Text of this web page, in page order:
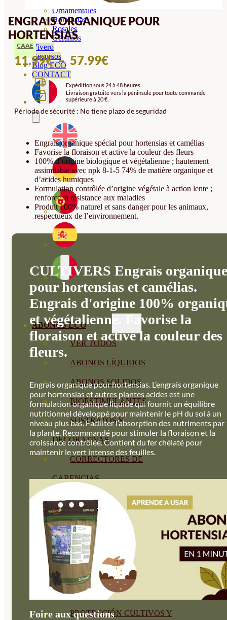
Ornamentales
Hortensias
Rosales
Geranios
Vivero
Recursos
Blog ECO
CONTACT
ABONOS ECO
VER TODOS
ABONOS LÍQUIDOS
ABONOS SOLIDOS
BIOESTIMULANTES
SUSTRATOS Y
DECORATIVAS
CORRECTORES DE
CARENCIAS
ENRAIZANTES
MADURACIÓN Y ENGORDE
REGENERADORES DEL
SUELO
ÁCIDOS HÚMICOS
MATERIAS PRIMAS
PROTECCIÓN CULTIVOS Y
ENGRAIS ORGANIQUE POUR
HORTENSIAS
CAAE
11.99€– 57.99€PLAGE
PRIX :
11.99€
À
Expédition sous 24 à 48 heures
Livraison gratuite vers la péninsule pour toute commande
supérieure à 20 €.
Période de sécurité : No tiene plazo de seguridad
Engrais organique spécial pour hortensias et camélias
Favorise la floraison et active la couleur des fleurs
100% d’origine biologique et végétalienne ; hautement
assimilable avec npk 8-1-5 74% de matière organique et
d’acides humiques
Formulation contrôlée d’origine végétale à action lente ;
renforce la résistance aux maladies
Produit 100% naturel et sans danger pour les animaux,
respectueux de l’environnement.
CULTIVERS Engrais organique
pour hortensias et camélias.
Engrais d'origine 100%
et végétalienne. Favorise la
floraison et active la couleur des
fleurs.
Engrais organique pour hortensias. L’engrais organique
pour hortensias et autres plantes acides est une
formulation organique liquide qui fournit un équilibre
nutritionnel développé pour maintenir le pH du sol à un
niveau plus bas. Faciliter l’absorption des nutriments par
la plante. Recommandé pour stimuler la floraison et la
croissance contrôlée. Contient du fer chélaté pour
maintenir le vert intense des feuilles.
Foire aux questions